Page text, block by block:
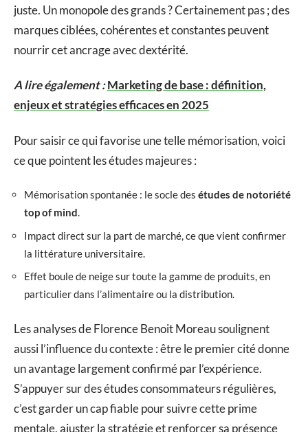
juste. Un monopole des grands ? Certainement pas ; des
marques ciblées, cohérentes et constantes peuvent
nourrir cet ancrage avec dextérité.
A lire également :Marketing de base : définition,
enjeux et stratégies efficaces en 2025
Pour saisir ce qui favorise une telle mémorisation, voici
ce que pointent les études majeures :
Mémorisation spontanée : le socle des études de notoriété
top of mind.
Impact direct sur la part de marché, ce que vient confirmer
la littérature universitaire.
Effet boule de neige sur toute la gamme de produits, en
particulier dans l’alimentaire ou la distribution.
Les analyses de Florence Benoit Moreau soulignent
aussi l’influence du contexte : être le premier cité donne
un avantage largement confirmé par l’expérience.
S’appuyer sur des études consommateurs régulières,
c’est garder un cap fiable pour suivre cette prime
mentale, ajuster la stratégie et renforcer sa présence